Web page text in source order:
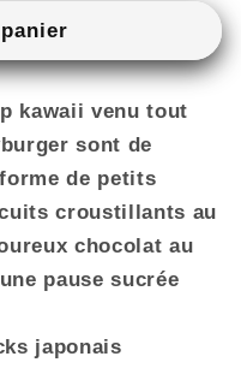
kawaii venu tout
sont de
de petits
croustillants au
chocolat au
pause sucrée
japonais